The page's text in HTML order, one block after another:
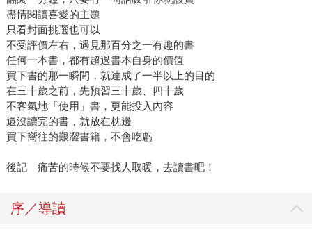
盡情閱讀喜愛的主題
只看封面挑選也可以
不受評價左右，遇見那百分之一有趣的書
任何一本書，都有超過書本自身的價值
買下書的那一瞬間，就達成了一半以上的目的
在三十歲之前，先預習三十歲、四十歲
不客氣地「使用」書，更能投入內容
還沒讀完的書，就放在枕邊
買下嚮往的艱澀書籍，不會吃虧
後記 痛苦的時候不要找人取暖，去讀書吧！
序／導讀